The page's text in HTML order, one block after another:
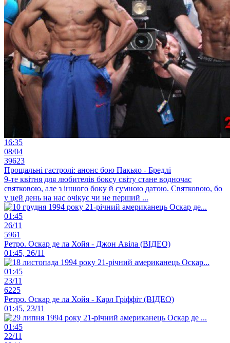
16:35
08/04
39623
Прощальні гастролі: анонс бою Пакьяо - Бредлі
9-те квітня для любителів боксу світу стане водночас
святковою, але з іншого боку й сумною датою. Святковою, бо
у цей день на нас очікує чи не перший ...
01:45
26/11
5961
Ретро. Оскар де ла Хойя - Джон Авіла (ВІДЕО)
01:45, 26/11
01:45
23/11
6225
Ретро. Оскар де ла Хойя - Карл Гріффіт (ВІДЕО)
01:45, 23/11
01:45
22/11